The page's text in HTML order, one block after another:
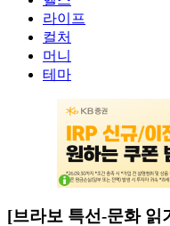
라이프
컬처
머니
테마
[브라보 특선-문화 읽